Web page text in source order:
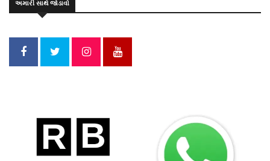
અમારી સાથે જોડાવો